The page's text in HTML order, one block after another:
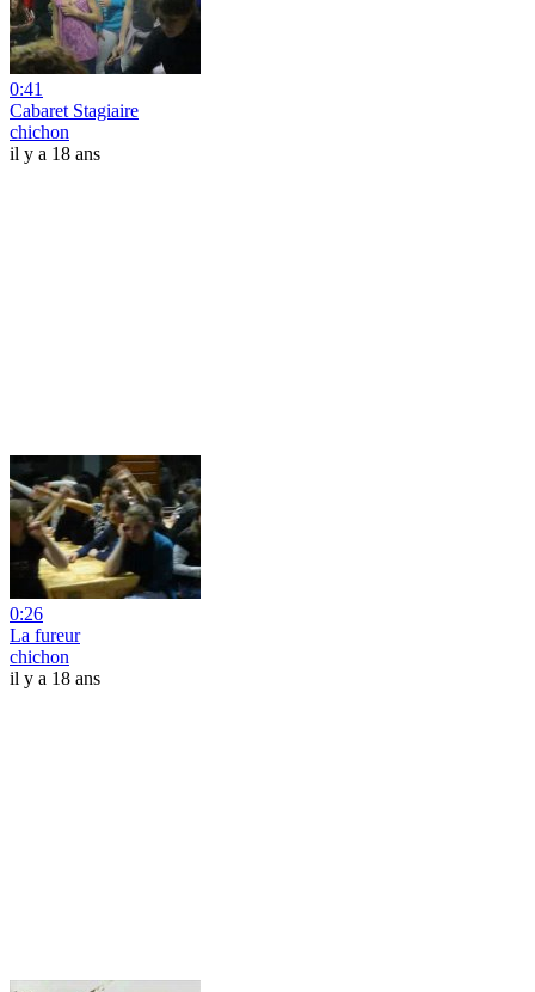
0:41
Cabaret Stagiaire
chichon
il y a 18 ans
0:26
La fureur
chichon
il y a 18 ans